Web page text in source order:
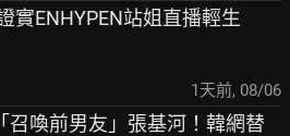
實ENHYPEN站姐直播輕生
1天前, 08/06
召喚前男友」張基河！韓網替